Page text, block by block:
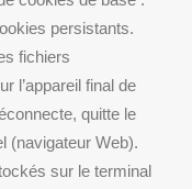
persistants.
fichiers
l’appareil final de
quitte le
(navigateur Web).
sur le terminal